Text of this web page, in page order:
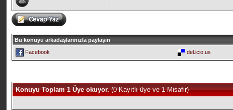
Bu konuyu arkadaşlarınızla paylaşın
Facebook
del.icio.us
Konuyu Toplam 1 Üye okuyor.(0 Kayıtlı üye ve 1 Misafir)